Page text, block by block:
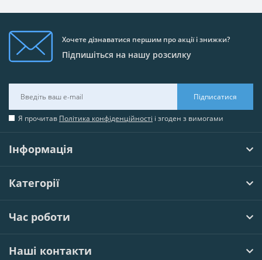
Хочете дізнаватися першим про акції і знижки?
Підпишіться на нашу розсилку
Підписатися
Я прочитав Політика конфіденційності і згоден з вимогами
Інформація
Категорії
Час роботи
Наші контакти